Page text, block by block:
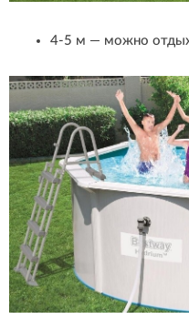
4-5 м — можно